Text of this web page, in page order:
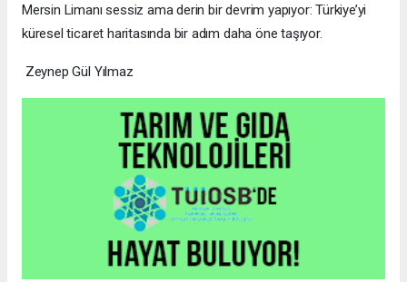
Mersin Limanı sessiz ama derin bir devrim yapıyor: Türkiye’yi
küresel ticaret haritasında bir adım daha öne taşıyor.
Zeynep Gül Yılmaz